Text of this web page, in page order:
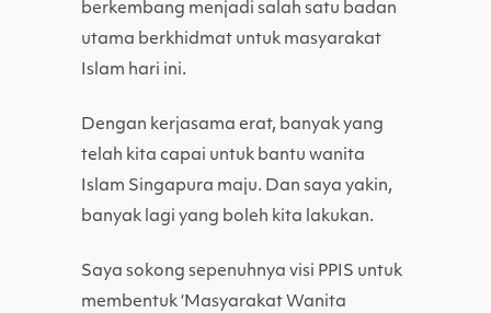
berkembang menjadi salah satu badan
utama berkhidmat untuk masyarakat
Islam hari ini.
Dengan kerjasama erat, banyak yang
telah kita capai untuk bantu wanita
Islam Singapura maju. Dan saya yakin,
banyak lagi yang boleh kita lakukan.
Saya sokong sepenuhnya visi PPIS untuk
membentuk ‘Masyarakat Wanita